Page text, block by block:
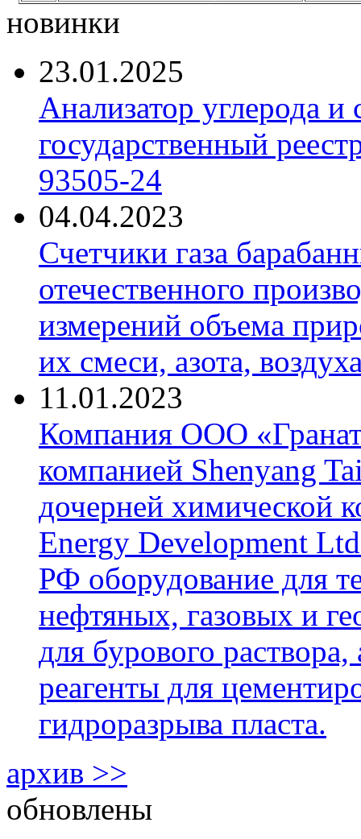
новинки
23.01.2025
Анализатор углерода
государственный
93505-24
04.04.2023
Счетчики газа
отечественного
измерений объема
их смеси, азота,
11.01.2023
Компания ООО
компанией Shenyang
дочерней химической
Energy Development
РФ оборудование для
нефтяных, газовых и
для бурового
реагенты для
гидроразрыва пласта.
архив >>
обновлены